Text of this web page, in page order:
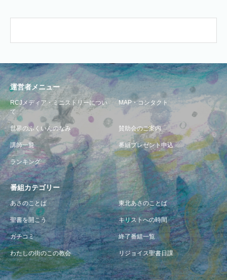
運営者メニュー
RCJメディア・ミニストリーについ
て
MAP・コンタクト
世界のふくいんのなみ 賛助会のご案内
講師一覧 番組プレゼント申込
ランキング
番組カテゴリー
あさのことば 東北あさのことば
聖書を開こう キリストへの時間
ガチコミ 終了番組一覧
わたしの街のこの教会 リジョイス聖書日課